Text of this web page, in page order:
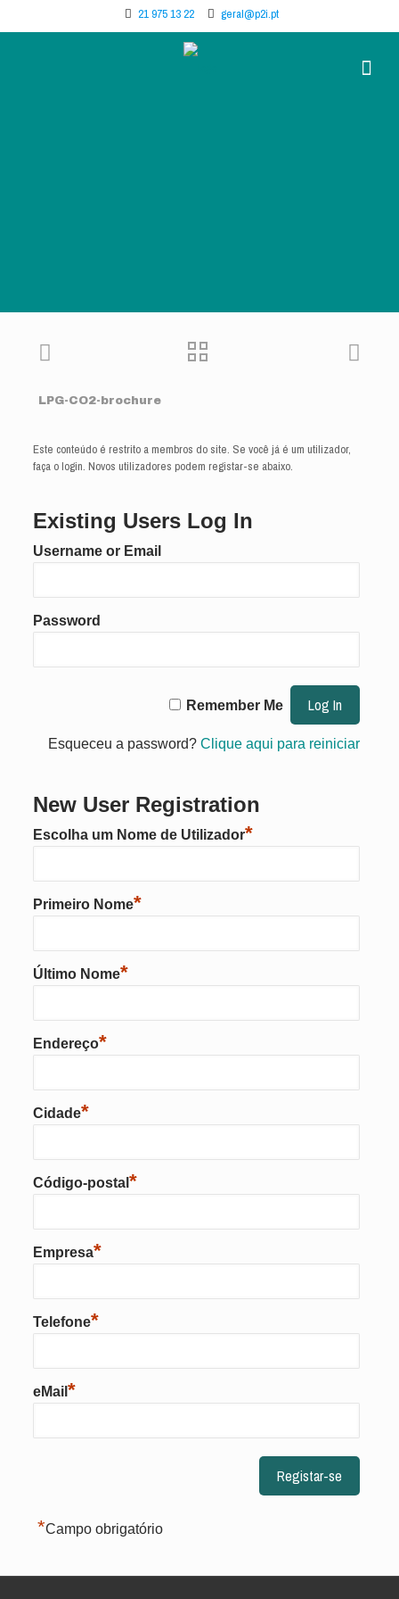
21 975 13 22 geral@p2i.pt
LPG-CO2-brochure
Este conteúdo é restrito a membros do site. Se você já é um utilizador,
faça o login. Novos utilizadores podem registar-se abaixo.
Existing Users Log In
Username or Email
Password
Remember Me
Esqueceu a password? Clique aqui para reiniciar
New User Registration
Escolha um Nome de Utilizador*
Primeiro Nome*
Último Nome*
Endereço*
Cidade*
Código-postal *
Empresa*
Telefone*
eMail *
*Campo obrigatório